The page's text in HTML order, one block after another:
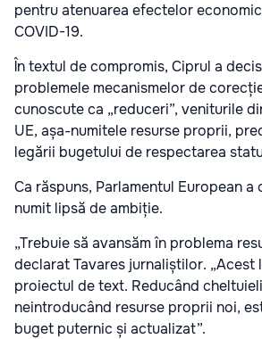
pentru atenuarea efectelor
COVID-19.
În textul de compromis, Ciprul a
problemele mecanismelor de
cunoscute ca „reduceri”, veniturile
UE, așa-numitele resurse proprii,
legării bugetului de respectarea
Ca răspuns, Parlamentul European
numit lipsă de ambiție.
„Trebuie să avansăm în problema
declarat Tavares jurnaliștilor. „Acest
proiectul de text. Reducând
neintroducând resurse proprii noi,
buget puternic și actualizat”.